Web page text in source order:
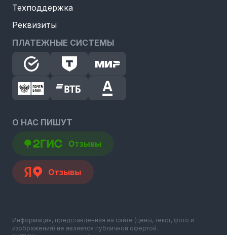
Техподдержка
Реквизиты
ПЛАТЕЖНЫЕ СИСТЕМЫ
О НАС ПИШУТ
Информация, представленная на сайте (цены, текст, фото и
изображения) не является публичной офертой.